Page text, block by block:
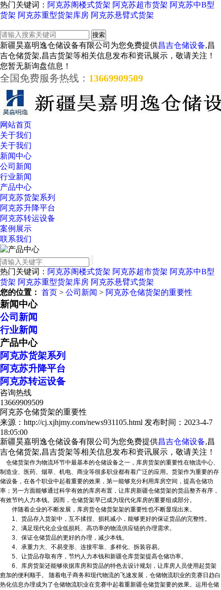
热门关键词： 阿克苏阁楼式货架 阿克苏超市货架 阿克苏中B型
货架 阿克苏重型货架库房 阿克苏悬臂式货架
新疆昊嘉明逸仓储设备有限公司为您免费提供昌吉仓储设备,昌
吉仓储货架,昌吉货架等相关信息发布和资讯展示，敬请关注！
您暂无新询盘信息！
全国免费服务热线： 13669909509
网站首页
关于我们
关于我们
新闻中心
公司新闻
行业新闻
产品中心
阿克苏货架系列
阿克苏升降平台
阿克苏转运设备
案例展示
联系我们
热门关键词： 阿克苏阁楼式货架 阿克苏超市货架 阿克苏中B型
货架 阿克苏重型货架库房 阿克苏悬臂式货架
您的位置： 首页 > 公司新闻 > 阿克苏仓储货架的重要性
新闻中心
公司新闻
行业新闻
产品中心
阿克苏货架系列
阿克苏升降平台
阿克苏转运设备
咨询热线
13669909509
阿克苏仓储货架的重要性
来源：http://cj.xjhjmy.com/news931105.html 发布时间：2023-4-7
18:05:00
新疆昊嘉明逸仓储设备有限公司为您免费提供昌吉仓储设备,昌
吉仓储货架,昌吉货架等相关信息发布和资讯展示，敬请关注！
仓储货架作为物流环节中最基本的仓储设备之一，库房货架的重要性在物流中心、
制造业、医药、烟草、机电、商业等很多职业都有着广泛的应用。货架作为重要的存
储设备，在各个职业中起着重要的效果，第一能够充分利用库房空间，提高仓储功
率；另一方面能够通过科学有效的库房布置，让库房新疆仓储货架的货品整齐有序，
有效节约人力本钱。因而，仓储货架早已成为现代化库房的重要组成部分。
伴随着企业的不断发展，库房货仓储货架架的重要性也不断显现出来。
1、货品存入货架中，互不揉捏、损耗减小，能够更好的保证货品的完整性。
2、满足现代化企业低损耗、高功率的物流供应链的办理需求。
3、保证仓储货品的更好的办理，减少本钱。
4、承重力大、不易变形、连接牢靠、多样化、拆装容易。
5、让货品存取有序，节约人力本钱和新疆仓库货架提高仓储功率。
6、库房货架还能够依据库房和货品的特色去设计规划，让库房人员使用起货架
愈加的便利顺手。 随着电子商务和现代物流的飞速发展，仓储物流职业的竞赛日趋白
热化信息办理成为了仓储物流职业在竞赛中起着重新疆仓储货架要的效果。运用仓储